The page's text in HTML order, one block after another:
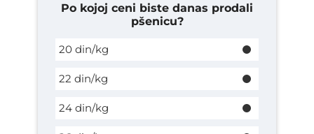
Po kojoj ceni biste danas prodali
pšenicu?
20 din/kg
22 din/kg
24 din/kg